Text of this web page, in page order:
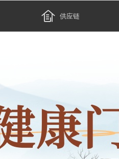
 供应链